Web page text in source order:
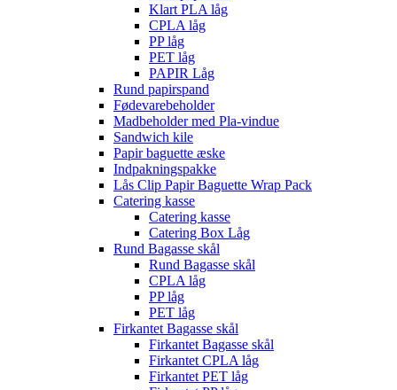
Klart PLA låg
CPLA låg
PP låg
PET låg
PAPIR Låg
Rund papirspand
Fødevarebeholder
Madbeholder med Pla-vindue
Sandwich kile
Papir baguette æske
Indpakningspakke
Lås Clip Papir Baguette Wrap Pack
Catering kasse
Catering kasse
Catering Box Låg
Rund Bagasse skål
Rund Bagasse skål
CPLA låg
PP låg
PET låg
Firkantet Bagasse skål
Firkantet Bagasse skål
Firkantet CPLA låg
Firkantet PET låg